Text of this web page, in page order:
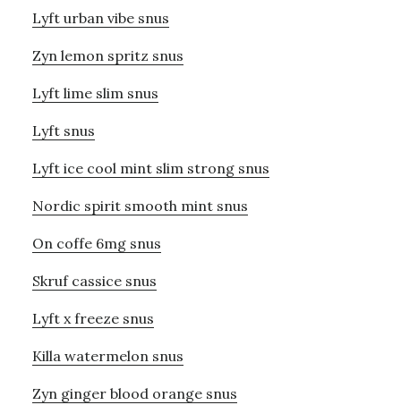
Lyft urban vibe snus
Zyn lemon spritz snus
Lyft lime slim snus
Lyft snus
Lyft ice cool mint slim strong snus
Nordic spirit smooth mint snus
On coffe 6mg snus
Skruf cassice snus
Lyft x freeze snus
Killa watermelon snus
Zyn ginger blood orange snus